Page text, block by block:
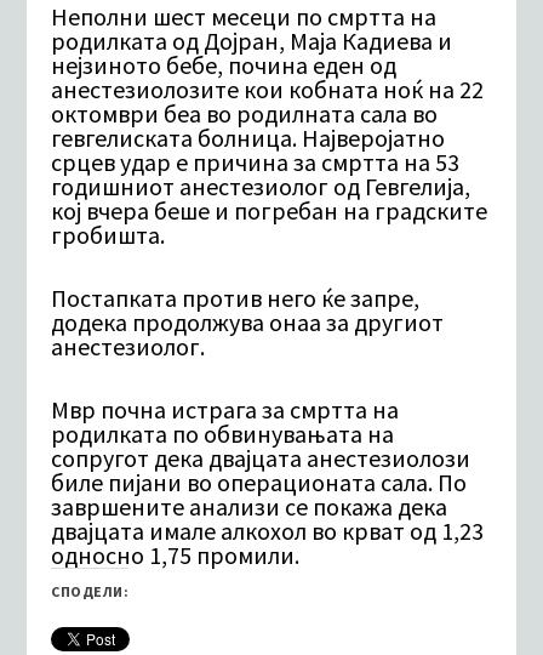
Неполни шест месеци по смртта на
родилката од Дојран, Маја Кадиева и
нејзиното бебе, почина еден од
анестезиолозите кои кобната ноќ на 22
октомври беа во родилната сала во
гевгелиската болница. Најверојатно
срцев удар е причина за смртта на 53
годишниот анестезиолог од Гевгелија,
кој вчера беше и погребан на градските
гробишта.
Постапката против него ќе запре,
додека продолжува онаа за другиот
анестезиолог.
Мвр почна истрага за смртта на
родилката по обвинувањата на
сопругот дека двајцата анестезиолози
биле пијани во операционата сала. По
завршените анализи се покажа дека
двајцата имале алкохол во крват од 1,23
односно 1,75 промили.
СПОДЕЛИ: